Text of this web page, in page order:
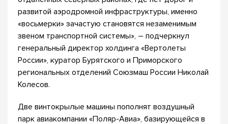
развитой аэродромной инфраструктуры, именно
«восьмерки» зачастую становятся незаменимым
звеном транспортной системы», – подчеркнул
генеральный директор холдинга «Вертолеты
России», куратор Бурятского и Приморского
региональных отделений Союзмаш России Николай
Колесов.
Две винтокрылые машины пополнят воздушный
парк авиакомпании «Поляр-Авиа», базирующейся в